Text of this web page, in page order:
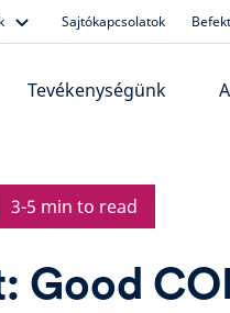
Sajtókapcsolatok
Tevékenységünk
3-5 min to read
Good